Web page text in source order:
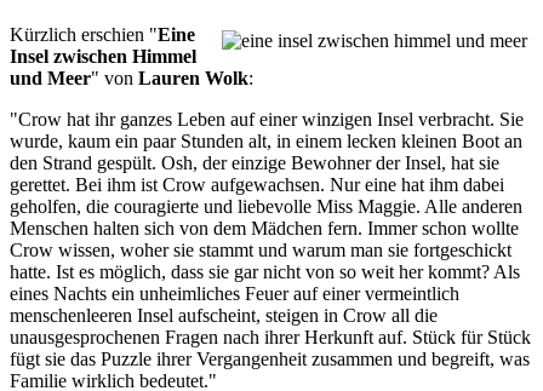
Kürzlich erschien "Eine
Insel zwischen Himmel
und Meer" von Lauren Wolk:
"Crow hat ihr ganzes Leben auf einer winzigen Insel verbracht. Sie
wurde, kaum ein paar Stunden alt, in einem lecken kleinen Boot an
den Strand gespült. Osh, der einzige Bewohner der Insel, hat sie
gerettet. Bei ihm ist Crow aufgewachsen. Nur eine hat ihm dabei
geholfen, die couragierte und liebevolle Miss Maggie. Alle anderen
Menschen halten sich von dem Mädchen fern. Immer schon wollte
Crow wissen, woher sie stammt und warum man sie fortgeschickt
hatte. Ist es möglich, dass sie gar nicht von so weit her kommt? Als
eines Nachts ein unheimliches Feuer auf einer vermeintlich
menschenleeren Insel aufscheint, steigen in Crow all die
unausgesprochenen Fragen nach ihrer Herkunft auf. Stück für Stück
fügt sie das Puzzle ihrer Vergangenheit zusammen und begreift, was
Familie wirklich bedeutet."